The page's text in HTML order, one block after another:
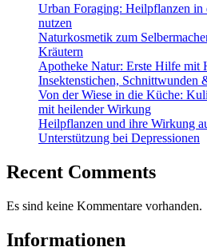
Urban Foraging: Heilpflanzen in
nutzen
Naturkosmetik zum
Kräutern
Apotheke Natur: Erste Hilfe mit
Insektenstichen, Schnittwunden
Von der Wiese in die Küche:
mit heilender Wirkung
Heilpflanzen und ihre Wirkung
Unterstützung bei Depressionen
Recent Comments
Es sind keine Kommentare vorhanden.
Informationen